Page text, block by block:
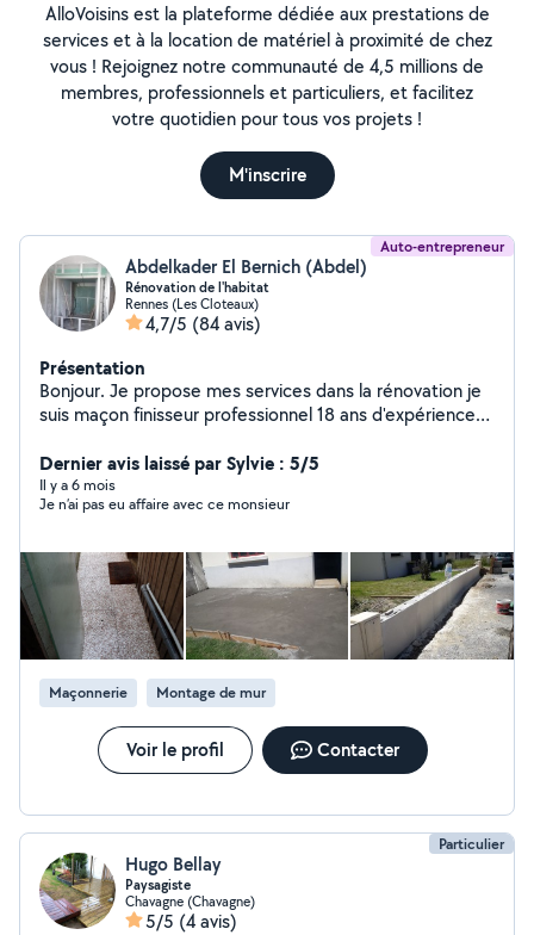
AlloVoisins est la plateforme dédiée aux prestations de
services et à la location de matériel à proximité de chez
vous ! Rejoignez notre communauté de 4,5 millions de
membres, professionnels et particuliers, et facilitez
votre quotidien pour tous vos projets !
M'inscrire
Auto-entrepreneur
Abdelkader El Bernich (Abdel)
Rénovation de l'habitat
Rennes (Les Cloteaux)
4,7/5 (84 avis)
Présentation
Bonjour. Je propose mes services dans la rénovation je
suis maçon finisseur professionnel 18 ans d'expérience
placo. peinture. Ragreage. Pose de parqueet. Carrlage
parement. terrasse.....
Dernier avis laissé par Sylvie : 5/5
Il y a 6 mois
Je n’ai pas eu affaire avec ce monsieur
Maçonnerie Montage de mur
Voir le profil Contacter
Particulier
Hugo Bellay
Paysagiste
Chavagne (Chavagne)
5/5 (4 avis)